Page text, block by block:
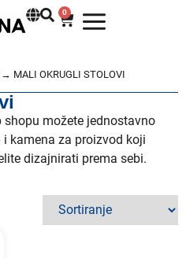
0
→ MALI OKRUGLI STOLOVI
možete jednostavno
kamena za proizvod koji
dizajnirati prema sebi.